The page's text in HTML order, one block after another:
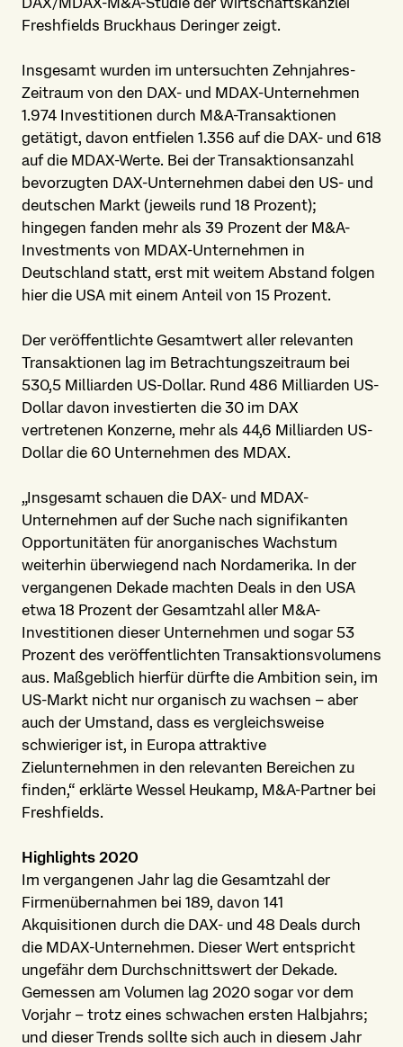
Freshfields Bruckhaus Deringer zeigt.
Insgesamt wurden im untersuchten Zehnjahres-
Zeitraum von den DAX- und MDAX-Unternehmen
1.974 Investitionen durch M&A-Transaktionen
getätigt, davon entfielen 1.356 auf die DAX- und 618
auf die MDAX-Werte. Bei der Transaktionsanzahl
bevorzugten DAX-Unternehmen dabei den US- und
deutschen Markt (jeweils rund 18 Prozent);
hingegen fanden mehr als 39 Prozent der M&A-
Investments von MDAX-Unternehmen in
Deutschland statt, erst mit weitem Abstand folgen
hier die USA mit einem Anteil von 15 Prozent.
Der veröffentlichte Gesamtwert aller relevanten
Transaktionen lag im Betrachtungszeitraum bei
530,5 Milliarden US-Dollar. Rund 486 Milliarden US-
Dollar davon investierten die 30 im DAX
vertretenen Konzerne, mehr als 44,6 Milliarden US-
Dollar die 60 Unternehmen des MDAX.
„Insgesamt schauen die DAX- und MDAX-
Unternehmen auf der Suche nach signifikanten
Opportunitäten für anorganisches Wachstum
weiterhin überwiegend nach Nordamerika. In der
vergangenen Dekade machten Deals in den USA
etwa 18 Prozent der Gesamtzahl aller M&A-
Investitionen dieser Unternehmen und sogar 53
Prozent des veröffentlichten Transaktionsvolumens
aus. Maßgeblich hierfür dürfte die Ambition sein, im
US-Markt nicht nur organisch zu wachsen – aber
auch der Umstand, dass es vergleichsweise
schwieriger ist, in Europa attraktive
Zielunternehmen in den relevanten Bereichen zu
finden,“ erklärte Wessel Heukamp, M&A-Partner bei
Freshfields.
Highlights 2020
Im vergangenen Jahr lag die Gesamtzahl der
Firmenübernahmen bei 189, davon 141
Akquisitionen durch die DAX- und 48 Deals durch
die MDAX-Unternehmen. Dieser Wert entspricht
ungefähr dem Durchschnittswert der Dekade.
Gemessen am Volumen lag 2020 sogar vor dem
Vorjahr – trotz eines schwachen ersten Halbjahrs;
und dieser Trends sollte sich auch in diesem Jahr